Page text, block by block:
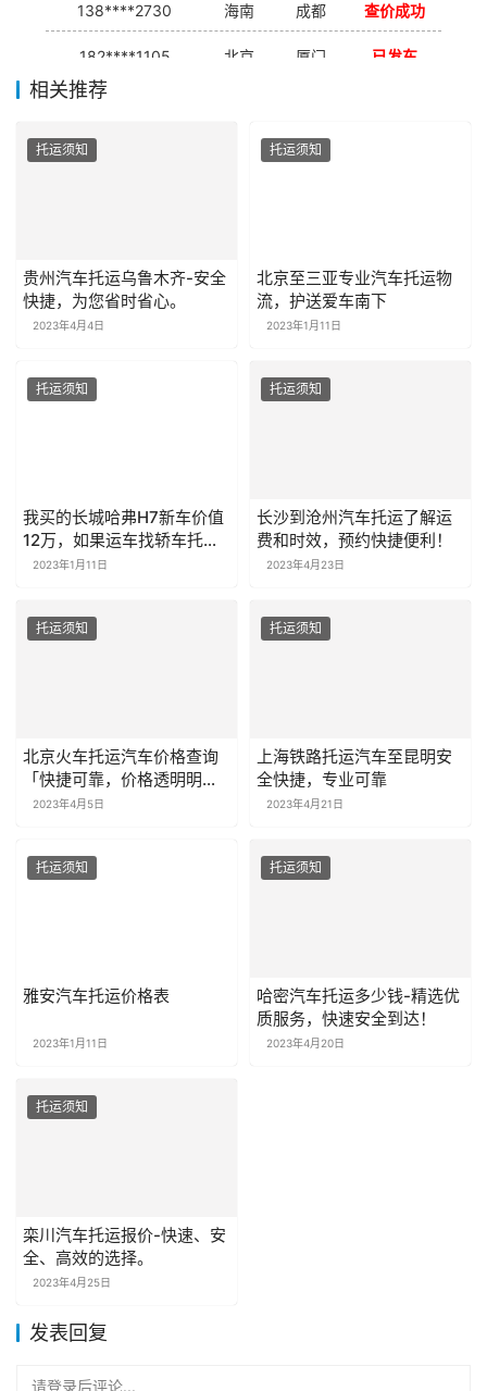
138****2730 海南 成都 查价成功
182****1105 北京 厦门 已发车
138****7926
139****9233 成都
相关推荐
托运须知
贵州汽车托运乌鲁木齐-安全
快捷，为您省时省心。
2023年4月4日
托运须知
北京至三亚专业汽车托运物
流，护送爱车南下
2023年1月11日
托运须知
我买的长城哈弗H7新车价值
12万，如果运车找轿车托运
网需要单独买保险吗
2023年1月11日
托运须知
长沙到沧州汽车托运了解运
费和时效，预约快捷便利！
2023年4月23日
托运须知
北京火车托运汽车价格查询
「快捷可靠，价格透明明
细」
2023年4月5日
托运须知
上海铁路托运汽车至昆明安
全快捷，专业可靠
2023年4月21日
托运须知
雅安汽车托运价格表
2023年1月11日
托运须知
哈密汽车托运多少钱-精选优
质服务，快速安全到达！
2023年4月20日
托运须知
栾川汽车托运报价-快速、安
全、高效的选择。
2023年4月25日
发表回复
请登录后评论...